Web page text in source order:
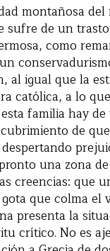
montañosa
sufre de un
como
al igual que la
católica, a lo
familia hay
de
una zona
creencias: que
que colma
presenta la
crítico. No es